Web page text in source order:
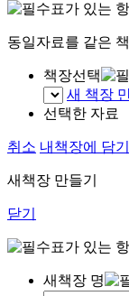
표가 있는
동일자료를 같은
책장선택
새 책장
선택한 자료
취소 내책장에 담기
새책장 만들기
닫기
표가 있는
새책장 명